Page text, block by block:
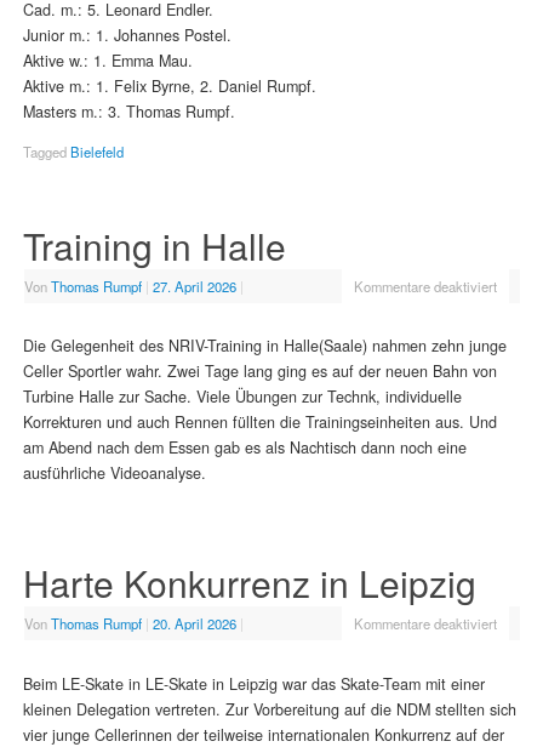
Cad. m.: 5. Leonard Endler.
Junior m.: 1. Johannes Postel.
Aktive w.: 1. Emma Mau.
Aktive m.: 1. Felix Byrne, 2. Daniel Rumpf.
Masters m.: 3. Thomas Rumpf.
TaggedBielefeld
Training in Halle
VonThomas Rumpf | 27. April 2026 | Kommentare deaktiviert
Die Gelegenheit des NRIV-Training in Halle(Saale) nahmen zehn junge
Celler Sportler wahr. Zwei Tage lang ging es auf der neuen Bahn von
Turbine Halle zur Sache. Viele Übungen zur Technk, individuelle
Korrekturen und auch Rennen füllten die Trainingseinheiten aus. Und
am Abend nach dem Essen gab es als Nachtisch dann noch eine
ausführliche Videoanalyse.
Harte Konkurrenz in Leipzig
VonThomas Rumpf | 20. April 2026 | Kommentare deaktiviert
Beim LE-Skate in LE-Skate in Leipzig war das Skate-Team mit einer
kleinen Delegation vertreten. Zur Vorbereitung auf die NDM stellten sich
vier junge Cellerinnen der teilweise internationalen Konkurrenz auf der